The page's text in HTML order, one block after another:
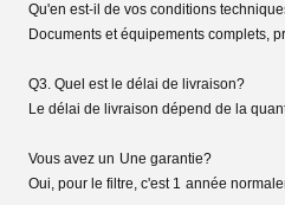
Qu'en est-il de vos conditions
Documents et équipements complets,
Q3. Quel est le délai de livraison?
Le délai de livraison dépend de la
Vous avez un Une garantie?
Oui, pour le filtre, c'est 1 année